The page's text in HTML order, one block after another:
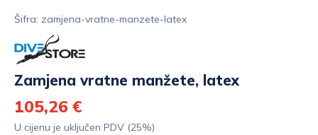
Šifra: zamjena-vratne-manzete-latex
Zamjena vratne manžete, latex
105,26 €
U cijenu je uključen PDV (25%)